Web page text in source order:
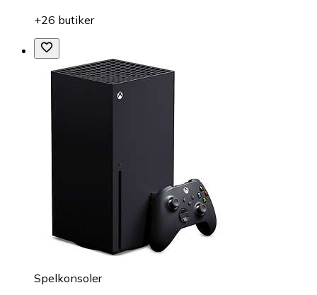
+26 butiker
Spelkonsoler